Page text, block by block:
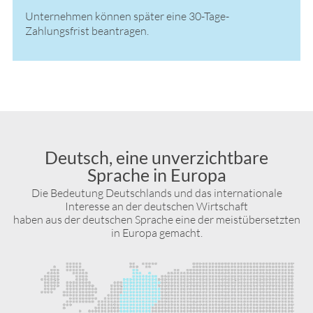
Unternehmen können später eine 30-Tage-
Zahlungsfrist beantragen.
Deutsch, eine unverzichtbare
Sprache in Europa
Die Bedeutung Deutschlands und das internationale
Interesse an der deutschen Wirtschaft
haben aus der deutschen Sprache eine der meistübersetzten
in Europa gemacht.